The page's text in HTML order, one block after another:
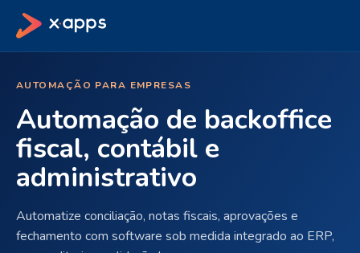
AUTOMAÇÃO PARA EMPRESAS
Automação de backoffice
fiscal, contábil e
administrativo
Automatize conciliação, notas fiscais, aprovações e
fechamento com software sob medida integrado ao ERP,